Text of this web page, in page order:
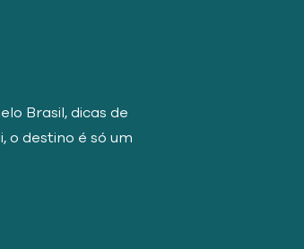
Brasil, dicas de
o destino é só um